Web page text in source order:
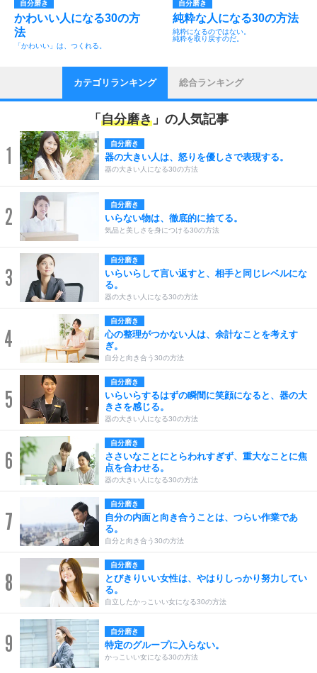
自分磨き
かわいい人になる30の方
法
「かわいい」は、つくれる。
自分磨き
純粋な人になる30の方法
純粋になるのではない。
純粋を取り戻すのだ。
カテゴリランキング 総合ランキング
「 自分磨き 」の人気記事
1 自分磨き
器の大きい人は、怒りを優しさで表現する。
器の大きい人になる30の方法
2 自分磨き
いらない物は、徹底的に捨てる。
気品と美しさを身につける30の方法
3
自分磨き
いらいらして言い返すと、相手と同じレベルにな
る。
器の大きい人になる30の方法
4
自分磨き
心の整理がつかない人は、余計なことを考えす
ぎ。
自分と向き合う30の方法
5
自分磨き
いらいらするはずの瞬間に笑顔になると、器の大
きさを感じる。
器の大きい人になる30の方法
6
自分磨き
ささいなことにとらわれすぎず、重大なことに焦
点を合わせる。
器の大きい人になる30の方法
7
自分磨き
自分の内面と向き合うことは、つらい作業であ
る。
自分と向き合う30の方法
8
自分磨き
とびきりいい女性は、やはりしっかり努力してい
る。
自立したかっこいい女になる30の方法
9 自分磨き
特定のグループに入らない。
かっこいい女になる30の方法